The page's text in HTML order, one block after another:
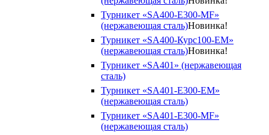
Турникет «SA400-Е300-MF»
(нержавеющая сталь)Новинка!
Турникет «SA400-Курс100-EM»
(нержавеющая сталь)Новинка!
Турникет «SA401» (нержавеющая
сталь)
Турникет «SA401-E300-EM»
(нержавеющая сталь)
Турникет «SA401-E300-MF»
(нержавеющая сталь)